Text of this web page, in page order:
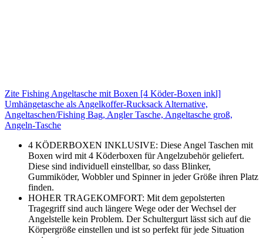
Zite Fishing Angeltasche mit Boxen [4 Köder-Boxen inkl]
Umhängetasche als Angelkoffer-Rucksack Alternative,
Angeltaschen/Fishing Bag, Angler Tasche, Angeltasche groß,
Angeln-Tasche
4 KÖDERBOXEN INKLUSIVE: Diese Angel Taschen mit
Boxen wird mit 4 Köderboxen für Angelzubehör geliefert.
Diese sind individuell einstellbar, so dass Blinker,
Gummiköder, Wobbler und Spinner in jeder Größe ihren Platz
finden.
HOHER TRAGEKOMFORT: Mit dem gepolsterten
Tragegriff sind auch längere Wege oder der Wechsel der
Angelstelle kein Problem. Der Schultergurt lässt sich auf die
Körpergröße einstellen und ist so perfekt für jede Situation